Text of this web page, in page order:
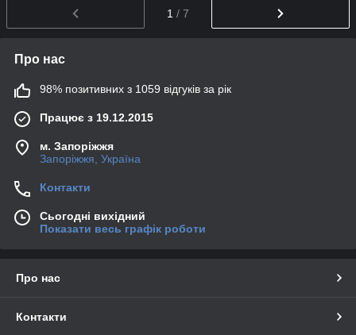
1 / 7
Про нас
98% позитивних з 1059 відгуків за рік
Працює з 19.12.2015
м. Запоріжжя
Запоріжжя, Україна
Контакти
Сьогодні вихідний
Показати весь графік роботи
Про нас
Контакти